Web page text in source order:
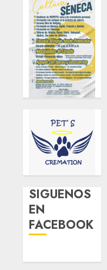
SIGUENOS
EN
FACEBOOK